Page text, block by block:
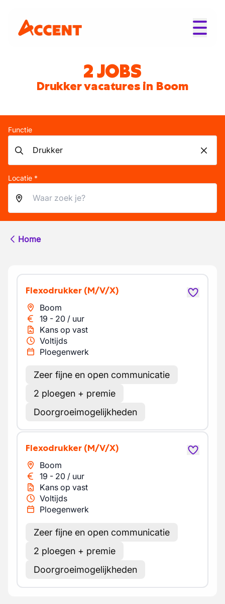
2 JOBS
Drukker vacatures in Boom
Functie
Locatie *
Home
Flexodrukker (M/V/X)
Boom
19 - 20 / uur
Kans op vast
Voltijds
Ploegenwerk
Zeer fijne en open communicatie
2 ploegen + premie
Doorgroeimogelijkheden
Flexodrukker (M/V/X)
Boom
19 - 20 / uur
Kans op vast
Voltijds
Ploegenwerk
Zeer fijne en open communicatie
2 ploegen + premie
Doorgroeimogelijkheden